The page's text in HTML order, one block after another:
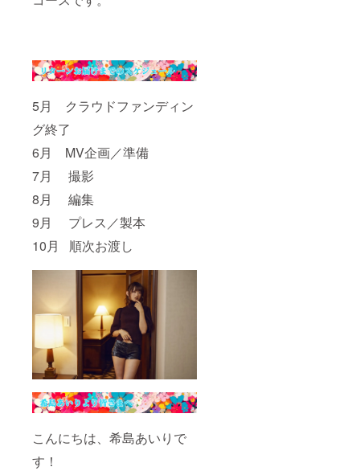
5月 クラウドファンディン
グ終了
6月 MV企画／準備
7月 撮影
8月 編集
9月 プレス／製本
10月 順次お渡し
こんにちは、希島あいりで
す！